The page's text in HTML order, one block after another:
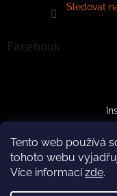
Tento web používá
tohoto webu
Více informacízde.
Sledovat
Facebook